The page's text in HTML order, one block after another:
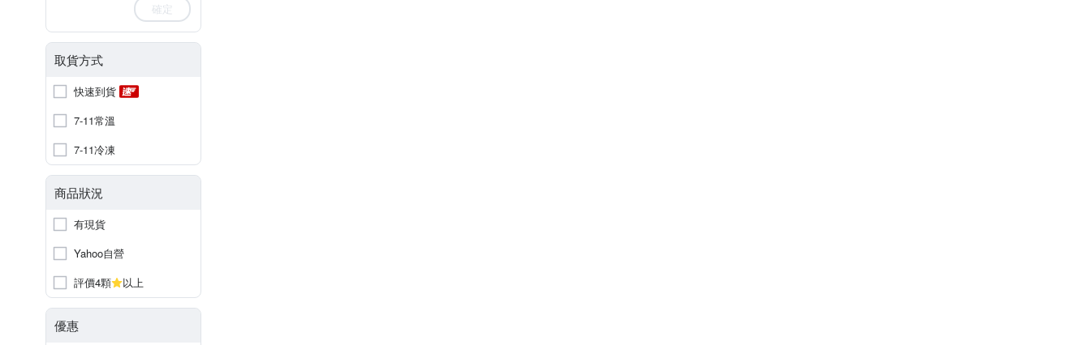
確定
取貨方式
快速到貨
7-11常溫
7-11冷凍
商品狀況
有現貨
Yahoo自營
評價4顆
以上
優惠